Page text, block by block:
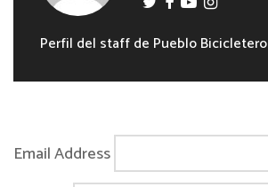
Perfil del staff de Pueblo Bicicletero
Email Address